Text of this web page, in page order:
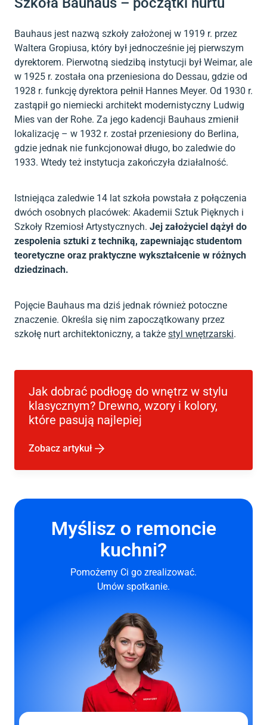
Bauhaus jest nazwą szkoły założonej w 1919 r. przez
Waltera Gropiusa, który był jednocześnie jej pierwszym
dyrektorem. Pierwotną siedzibą instytucji był Weimar, ale
w 1925 r. została ona przeniesiona do Dessau, gdzie od
1928 r. funkcję dyrektora pełnił Hannes Meyer. Od 1930 r.
zastąpił go niemiecki architekt modernistyczny Ludwig
Mies van der Rohe. Za jego kadencji Bauhaus zmienił
lokalizację – w 1932 r. został przeniesiony do Berlina,
gdzie jednak nie funkcjonował długo, bo zaledwie do
1933. Wtedy też instytucja zakończyła działalność.
Istniejąca zaledwie 14 lat szkoła powstała z połączenia
dwóch osobnych placówek: Akademii Sztuk Pięknych i
Szkoły Rzemiosł Artystycznych. Jej założyciel dążył do
zespolenia sztuki z techniką, zapewniając studentom
teoretyczne oraz praktyczne wykształcenie w różnych
dziedzinach.
Pojęcie Bauhaus ma dziś jednak również potoczne
znaczenie. Określa się nim zapoczątkowany przez
szkołę nurt architektoniczny, a także styl wnętrzarski.
Jak dobrać podłogę do wnętrz w stylu
klasycznym? Drewno, wzory i kolory,
które pasują najlepiej
Zobacz artykuł
Myślisz o remoncie
kuchni?
Pomożemy Ci go zrealizować.
Umów spotkanie.